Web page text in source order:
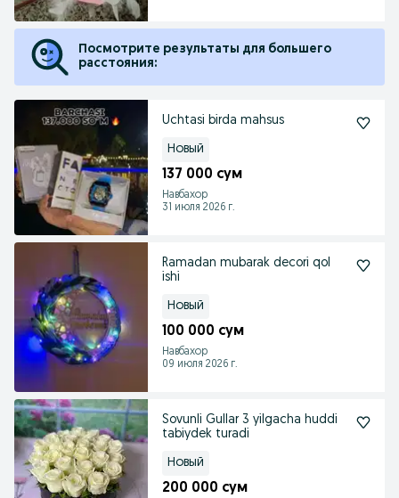
Посмотрите результаты для большего
расстояния:
Uchtasi birda mahsus
Новый
137 000 сум
Навбахор
31 июля 2026 г.
Ramadan mubarak decori qol
ishi
Новый
100 000 сум
Навбахор
09 июля 2026 г.
Sovunli Gullar 3 yilgacha huddi
tabiydek turadi
Новый
200 000 сум